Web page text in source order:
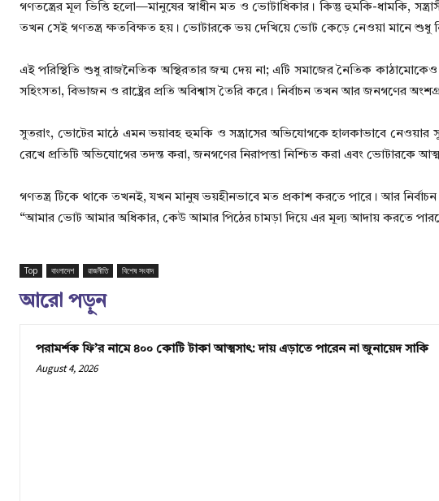
গণতন্ত্রের মূল ভিত্তি হলো—মানুষের স্বাধীন মত ও ভোটাধিকার। কিন্তু হুমকি-ধামকি,
তখন সেই গণতন্ত্র ক্ষতবিক্ষত হয়। ভোটারকে ভয় দেখিয়ে ভোট কেড়ে নেওয়া মানে শুধু
এই পরিস্থিতি শুধু রাজনৈতিক অস্থিরতার জন্ম দেয় না; এটি সমাজের নৈতিক কাঠামোকেও
সহিংসতা, বিভাজন ও রাষ্ট্রের প্রতি অবিশ্বাস তৈরি করে। নির্বাচন তখন আর জনগণের
সুতরাং, ভোটের মাঠে এমন ভয়াবহ হুমকি ও সন্ত্রাসের অভিযোগকে হালকাভাবে নেওয়ার
রেখে প্রতিটি অভিযোগের তদন্ত করা, জনগণের নিরাপত্তা নিশ্চিত করা এবং ভোটারকে
গণতন্ত্র টিকে থাকে তখনই, যখন মানুষ ভয়হীনভাবে মত প্রকাশ করতে পারে। আর
“আমার ভোট আমার অধিকার, কেউ আমার পিঠের চামড়া দিয়ে এর মূল্য আদায় করতে
Top বাংলাদেশ রাজনীতি বিশেষ সংবাদ
আরো পড়ুন
পরামর্শক ফি’র নামে ৪০০ কোটি টাকা আত্মসাৎ: দায় এড়াতে পারেন না জুনায়েদ সাকি
August 4, 2026